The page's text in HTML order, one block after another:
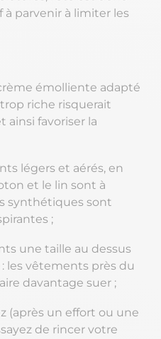
à parvenir à limiter les
émolliente adapté
riche risquerait
ainsi favoriser la
légers et aérés, en
et le lin sont à
synthétiques sont
;
une taille au dessus
les vêtements près du
davantage suer ;
(après un effort ou une
de rincer votre